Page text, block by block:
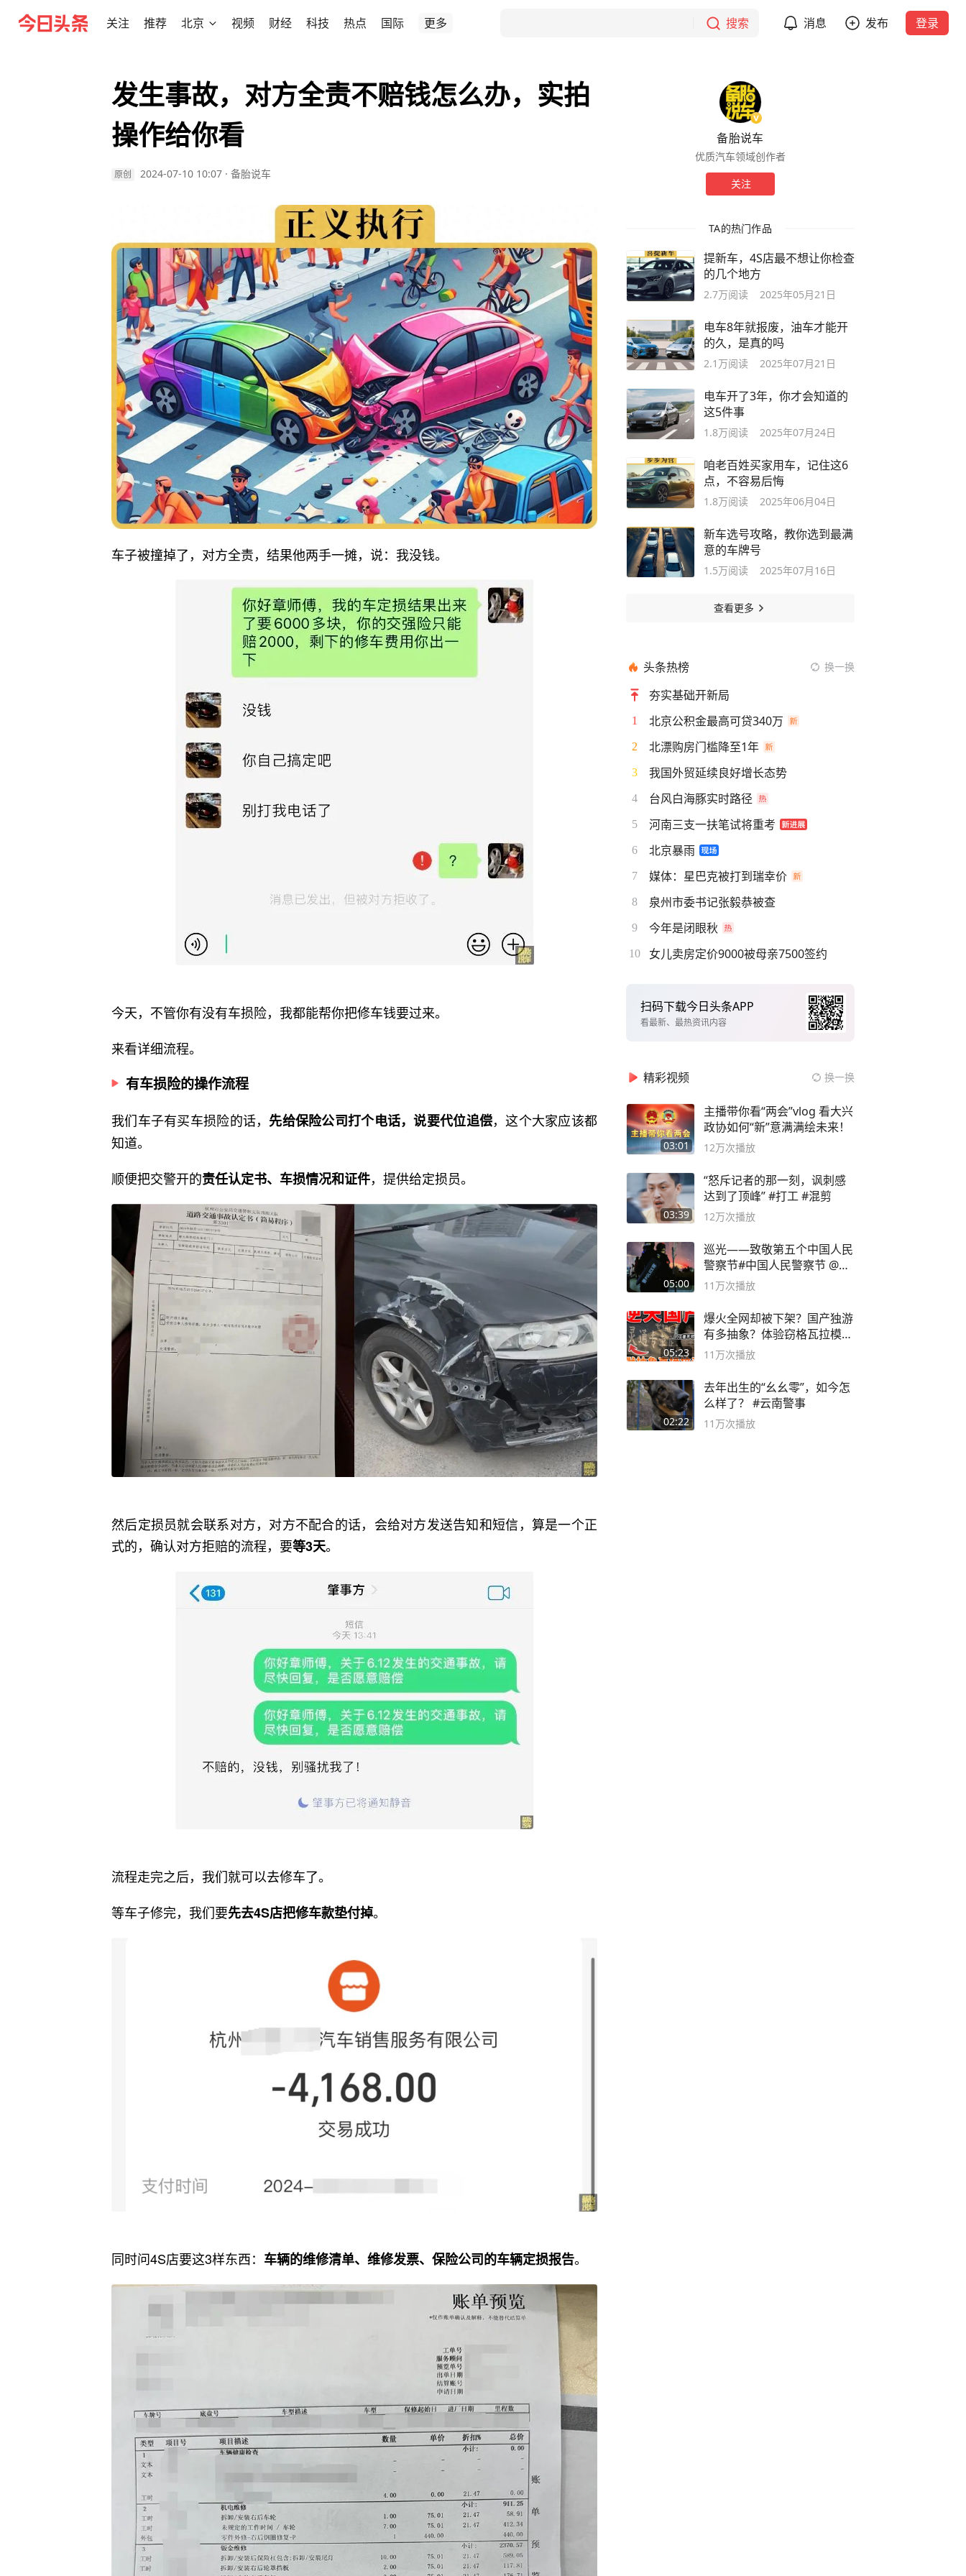
关注 推荐 北京 视频 财经 科技 热点 国际 更多 搜索 消息 发布 登录
发生事故，对方全责不赔钱怎么办，实拍
操作给你看
原创 2024-07-10 10:07 · 备胎说车
车子被撞掉了，对方全责，结果他两手一摊，说：我没钱。
今天，不管你有没有车损险，我都能帮你把修车钱要过来。
来看详细流程。
有车损险的操作流程
我们车子有买车损险的话， 先给保险公司打个电话，说要代位追偿，这个大家应该都
知道。
顺便把交警开的责任认定书、车损情况和证件，提供给定损员。
然后定损员就会联系对方，对方不配合的话，会给对方发送告知和短信，算是一个正
式的，确认对方拒赔的流程，要等3天。
流程走完之后，我们就可以去修车了。
等车子修完，我们要先去4S店把修车款垫付掉。
同时问4S店要这3样东西： 车辆的维修清单、维修发票、保险公司的车辆定损报告。
备胎说车
优质汽车领域创作者
关注
TA的热门作品
提新车，4S店最不想让你检查
的几个地方
2.7万阅读 2025年05月21日
电车8年就报废，油车才能开
的久，是真的吗
2.1万阅读 2025年07月21日
电车开了3年，你才会知道的
这5件事
1.8万阅读 2025年07月24日
咱老百姓买家用车，记住这6
点，不容易后悔
1.8万阅读 2025年06月04日
新车选号攻略，教你选到最满
意的车牌号
1.5万阅读 2025年07月16日
查看更多
头条热榜 换一换
夯实基础开新局
1 北京公积金最高可贷340万
2 北漂购房门槛降至1年
3 我国外贸延续良好增长态势
4 台风白海豚实时路径
5 河南三支一扶笔试将重考
6 北京暴雨
7 媒体：星巴克被打到瑞幸价
8 泉州市委书记张毅恭被查
9 今年是闭眼秋
10 女儿卖房定价9000被母亲7500签约
扫码下载今日头条APP
看最新、最热资讯内容
精彩视频 换一换
03:01
主播带你看“两会”vlog 看大兴
政协如何“新”意满满绘未来！
12万次播放
03:39
“怒斥记者的那一刻，讽刺感
达到了顶峰” #打工 #混剪
12万次播放
05:00
巡光——致敬第五个中国人民
警察节#中国人民警察节 @抖
音小助手
11万次播放
05:23
爆火全网却被下架？国产独游
有多抽象？体验窃格瓦拉模拟
器！
11万次播放
02:22
去年出生的“幺幺零”，如今怎
么样了？ #云南警事
11万次播放